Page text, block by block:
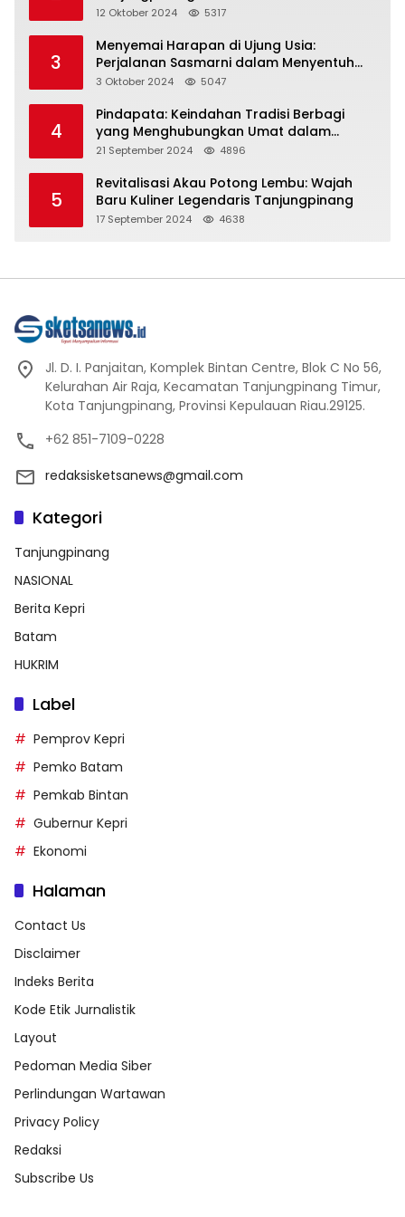
Representasi
12 Oktober 2024 5317
3
Menyemai Harapan di Ujung Usia:
Perjalanan Sasmarni dalam Menyentuh
Hati dan Jiwa
3 Oktober 2024 5047
4
Pindapata: Keindahan Tradisi Berbagi
yang Menghubungkan Umat dalam
Spiritualitas dan Kebersamaan dalam
21 September 2024 4896
5
Revitalisasi Akau Potong Lembu: Wajah
Baru Kuliner Legendaris Tanjungpinang
17 September 2024 4638
Jl. D. I. Panjaitan, Komplek Bintan Centre, Blok C No 56,
Kelurahan Air Raja, Kecamatan Tanjungpinang Timur,
Kota Tanjungpinang, Provinsi Kepulauan Riau.29125.
+62 851-7109-0228
redaksisketsanews@gmail.com
Kategori
Tanjungpinang
NASIONAL
Berita Kepri
Batam
HUKRIM
Label
Pemprov Kepri
Pemko Batam
Pemkab Bintan
Gubernur Kepri
Ekonomi
Halaman
Contact Us
Disclaimer
Indeks Berita
Kode Etik Jurnalistik
Layout
Pedoman Media Siber
Perlindungan Wartawan
Privacy Policy
Redaksi
Subscribe Us